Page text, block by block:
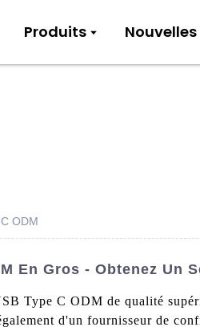
Produits Nouvelles
ODM
En Gros - Obtenez Un
Type C ODM de qualité
d'un fournisseur de